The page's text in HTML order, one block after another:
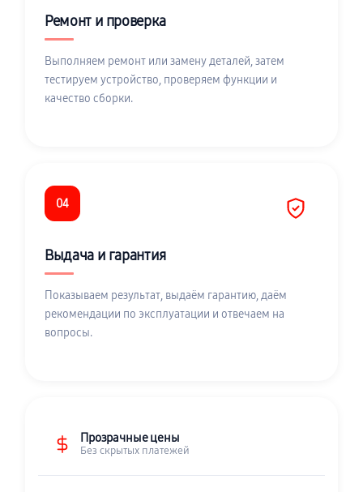
Ремонт и проверка
Выполняем ремонт или замену деталей, затем
тестируем устройство, проверяем функции и
качество сборки.
04
Выдача и гарантия
Показываем результат, выдаём гарантию, даём
рекомендации по эксплуатации и отвечаем на
вопросы.
Прозрачные цены
Без скрытых платежей